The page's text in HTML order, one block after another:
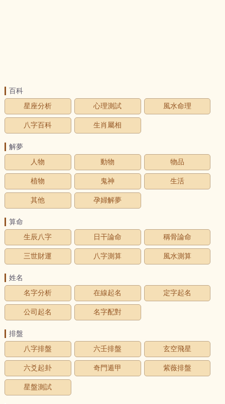
百科
星座分析
心理測試 風水命理
八字百科 生肖屬相
解夢
人物
動物 物品
植物 鬼神 生活
其他 孕婦解夢
算命
生辰八字
日干論命 稱骨論命
三世財運 八字測算 風水測算
姓名
名字分析
在線起名 定字起名
公司起名 名字配對
排盤
八字排盤
六壬排盤 玄空飛星
六爻起卦 奇門遁甲 紫薇排盤
星盤測試